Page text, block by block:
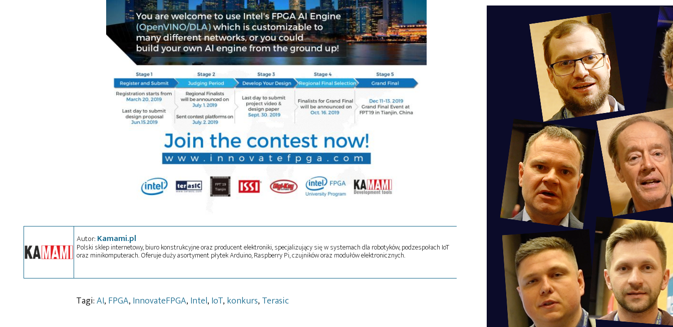
Autor: Kamami.pl
Polski sklep internetowy, biuro konstrukcyjne oraz producent elektroniki, specjalizujący się w systemach dla robotyków, podzespołach IoT
oraz minikomputerach. Oferuje duży asortyment płytek Arduino, Raspberry Pi, czujników oraz modułów elektronicznych.
Tagi:AI, FPGA, InnovateFPGA, Intel, IoT, konkurs, Terasic